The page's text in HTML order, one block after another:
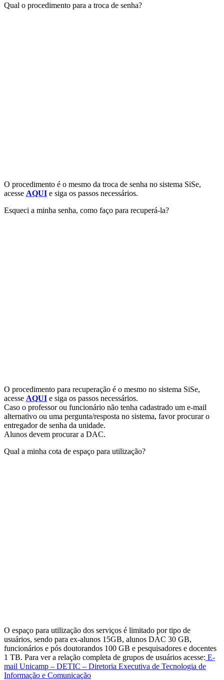
Qual o procedimento para a troca de senha?
O procedimento é o mesmo da troca de senha no sistema SiSe,
acesse AQUI e siga os passos necessários.
Esqueci a minha senha, como faço para recuperá-la?
O procedimento para recuperação é o mesmo no sistema SiSe,
acesse AQUI e siga os passos necessários.
Caso o professor ou funcionário não tenha cadastrado um e-mail
alternativo ou uma pergunta/resposta no sistema, favor procurar o
entregador de senha da unidade.
Alunos devem procurar a DAC.
Qual a minha cota de espaço para utilização?
O espaço para utilização dos serviços é limitado por tipo de
usuários, sendo para ex-alunos 15GB, alunos DAC 30 GB,
funcionários e pós doutorandos 100 GB e pesquisadores e docentes
1 TB. Para ver a relação completa de grupos de usuários acesse: E-
mail Unicamp – DETIC – Diretoria Executiva de Tecnologia de
Informação e Comunicação